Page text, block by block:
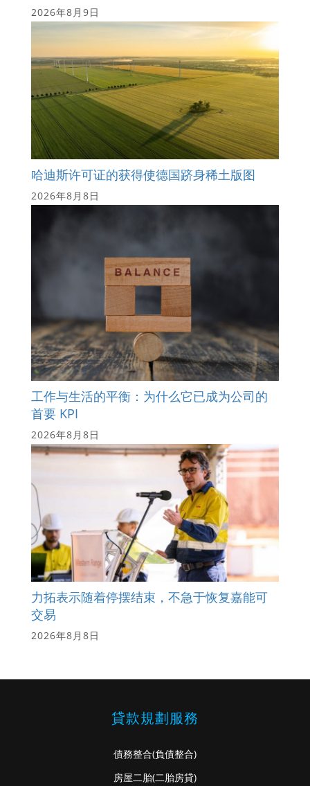
2026年8月9日
哈迪斯许可证的获得使德国跻身稀土版图
2026年8月8日
工作与生活的平衡：为什么它已成为公司的
首要 KPI
2026年8月8日
力拓表示随着停摆结束，不急于恢复嘉能可
交易
2026年8月8日
貸款規劃服務
債務整合(負債整合)
房屋二胎(二胎房貸)